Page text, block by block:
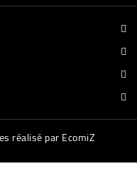
réalisé par EcomiZ